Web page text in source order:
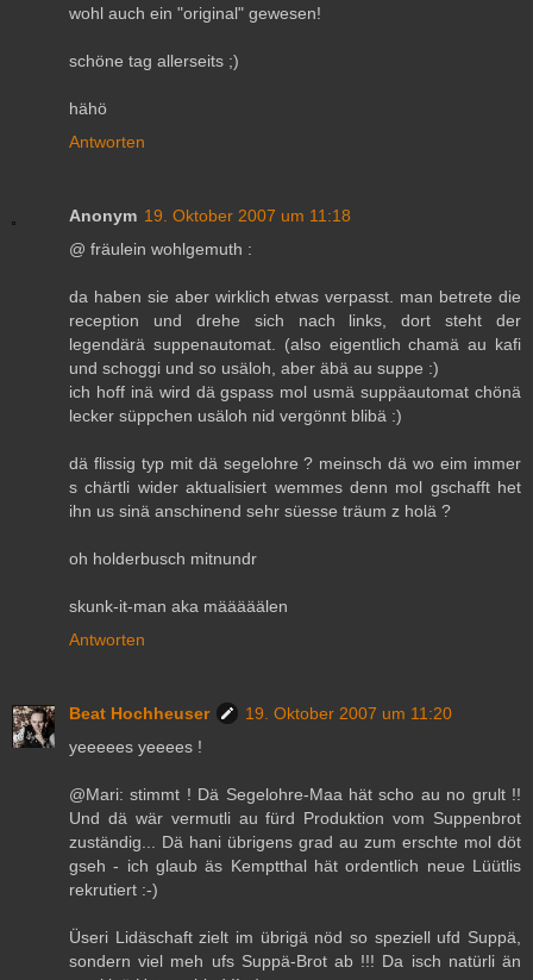
wohl auch ein "original" gewesen!
schöne tag allerseits ;)
hähö
Antworten
Anonym 19. Oktober 2007 um 11:18
@ fräulein wohlgemuth :
da haben sie aber wirklich etwas verpasst. man betrete die
reception und drehe sich nach links, dort steht der
legendärä suppenautomat. (also eigentlich chamä au kafi
und schoggi und so usäloh, aber äbä au suppe :)
ich hoff inä wird dä gspass mol usmä suppäautomat chönä
lecker süppchen usäloh nid vergönnt blibä :)
dä flissig typ mit dä segelohre ? meinsch dä wo eim immer
s chärtli wider aktualisiert wemmes denn mol gschafft het
ihn us sinä anschinend sehr süesse träum z holä ?
oh holderbusch mitnundr
skunk-it-man aka määääälen
Antworten
Beat Hochheuser
19. Oktober 2007 um 11:20
yeeeees yeeees !
@Mari: stimmt ! Dä Segelohre-Maa hät scho au no grult !!
Und dä wär vermutli au fürd Produktion vom Suppenbrot
zuständig... Dä hani übrigens grad au zum erschte mol döt
gseh - ich glaub äs Kemptthal hät ordentlich neue Lüütlis
rekrutiert :-)
Üseri Lidäschaft zielt im übrigä nöd so speziell ufd Suppä,
sondern viel meh ufs Suppä-Brot ab !!! Da isch natürli än